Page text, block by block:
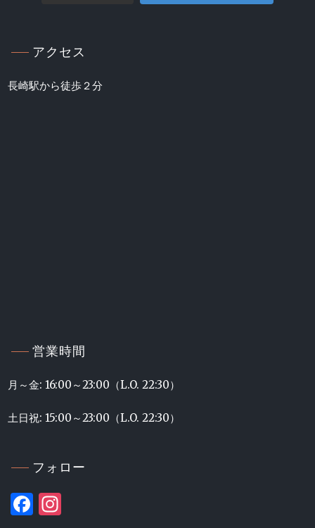
アクセス
長崎駅から徒歩２分
営業時間
月～金: 16:00～23:00（L.O. 22:30）
土日祝: 15:00～23:00（L.O. 22:30）
フォロー
Facebook